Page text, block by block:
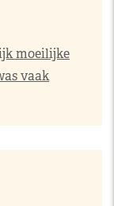
moeilijke
vaak